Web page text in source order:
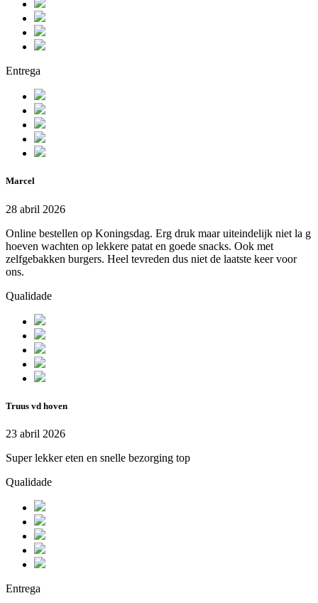
Entrega
Marcel
28 abril 2026
Online bestellen op Koningsdag. Erg druk maar uiteindelijk niet la g
hoeven wachten op lekkere patat en goede snacks. Ook met
zelfgebakken burgers. Heel tevreden dus niet de laatste keer voor
ons.
Qualidade
Truus vd hoven
23 abril 2026
Super lekker eten en snelle bezorging top
Qualidade
Entrega